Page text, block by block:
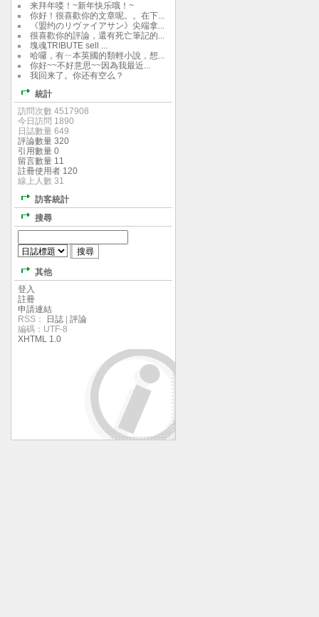
来拜年喽！~新年快乐哦！~
你好！很喜歡你的文章呢。。在下...
《盟约のリヴァイアサン》尖端拿...
很喜歡你的評論，還有死亡筆記的...
塊魂TRIBUTE sell ...
哈囉，有ㄧ本英國的類輕小說，想...
你好~~不好意思~~因為我最近...
我回来了。你还有空么？
統計
訪問次數 4517908
今日訪問 1890
日誌數量 649
評論數量 320
引用數量 0
留言數量 11
註冊使用者 120
線上人數 31
訪客統計
搜尋
其他
登入
註冊
申請連結
RSS：
日誌
評論
編碼：UTF-8
XHTML 1.0